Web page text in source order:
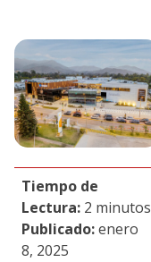
Tiempo de
Lectura: 2 minutos
Publicado:enero
8, 2025